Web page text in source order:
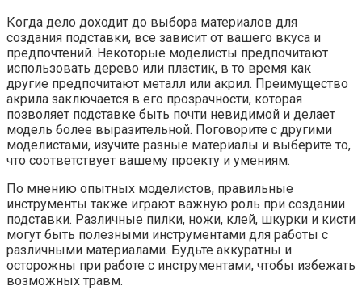
Когда дело доходит до выбора материалов для
создания подставки, все зависит от вашего вкуса и
предпочтений. Некоторые моделисты предпочитают
использовать дерево или пластик, в то время как
другие предпочитают металл или акрил. Преимущество
акрила заключается в его прозрачности, которая
позволяет подставке быть почти невидимой и делает
модель более выразительной. Поговорите с другими
моделистами, изучите разные материалы и выберите то,
что соответствует вашему проекту и умениям.
По мнению опытных моделистов, правильные
инструменты также играют важную роль при создании
подставки. Различные пилки, ножи, клей, шкурки и кисти
могут быть полезными инструментами для работы с
различными материалами. Будьте аккуратны и
осторожны при работе с инструментами, чтобы избежать
возможных травм.